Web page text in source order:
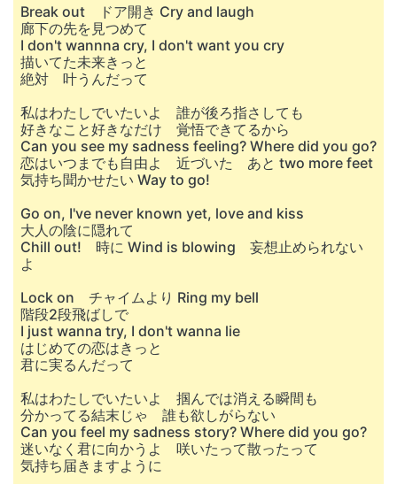
Break out ドア開き Cry and laugh
廊下の先を見つめて
I don't wannna cry, I don't want you cry
描いてた未来きっと
絶対 叶うんだって
私はわたしでいたいよ 誰が後ろ指さしても
好きなこと好きなだけ 覚悟できてるから
Can you see my sadness feeling? Where did you go?
恋はいつまでも自由よ 近づいた あと two more feet
気持ち聞かせたい Way to go!
Go on, I've never known yet, love and kiss
大人の陰に隠れて
Chill out! 時に Wind is blowing 妄想止められない
よ
Lock on チャイムより Ring my bell
階段2段飛ばしで
I just wanna try, I don't wanna lie
はじめての恋はきっと
君に実るんだって
私はわたしでいたいよ 掴んでは消える瞬間も
分かってる結末じゃ 誰も欲しがらない
Can you feel my sadness story? Where did you go?
迷いなく君に向かうよ 咲いたって散ったって
気持ち届きますように